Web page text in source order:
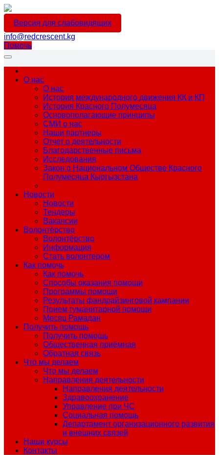
Версия для слабовидящих
info@redcrescent.kg
Помочь
О нас
О нас
История международного движения КК и КП
История Красного Полумесяца
Основополагающие принципы
СМИ о нас
Наши партнеры
Отчет о деятельности
Благодарственные письма
Исследования
Закон о Национальном Обществе Красного
Полумесяца Кыргызстана
Новости
Новости
Тендеры
Вакансии
Волонтёрство
Волонтёрство
Информация
Стать волонтером
Как помочь
Как помочь
Способы оказания помощи
Программы помощи
Результаты фандрайзинговой кампании
Прием гуманитарной помощи
Месяц Рамадан
Получить помощь
Получить помощь
Общественная приёмная
Обратная связь
Что мы делаем
Что мы делаем
Направления деятельности
Направления деятельности
Здравоохранение
Управление при ЧС
Социальная помощь
Департамент организационного развития
и внешних связей
Наши курсы
Контакты